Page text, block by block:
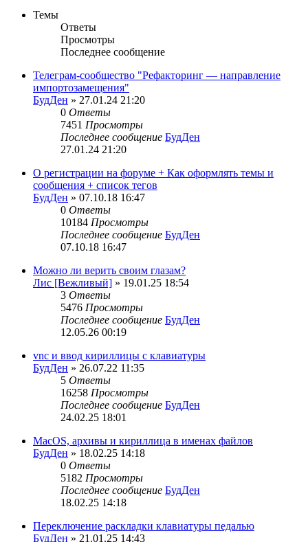
Темы
Ответы
Просмотры
Последнее сообщение
Телеграм-сообщество "Рефакторинг — направление
импортозамещения"
БудДен » 27.01.24 21:20
0 Ответы
7451 Просмотры
Последнее сообщение БудДен
27.01.24 21:20
О регистрации на форуме + Как оформлять темы и
сообщения + список тегов
БудДен » 07.10.18 16:47
0 Ответы
10184 Просмотры
Последнее сообщение БудДен
07.10.18 16:47
Можно ли верить своим глазам?
Лис [Вежливый] » 19.01.25 18:54
3 Ответы
5476 Просмотры
Последнее сообщение БудДен
12.05.26 00:19
vnc и ввод кириллицы с клавиатуры
БудДен » 26.07.22 11:35
5 Ответы
16258 Просмотры
Последнее сообщение БудДен
24.02.25 18:01
MacOS, архивы и кириллица в именах файлов
БудДен » 18.02.25 14:18
0 Ответы
5182 Просмотры
Последнее сообщение БудДен
18.02.25 14:18
Переключение раскладки клавиатуры педалью
БудДен » 21.01.25 14:43